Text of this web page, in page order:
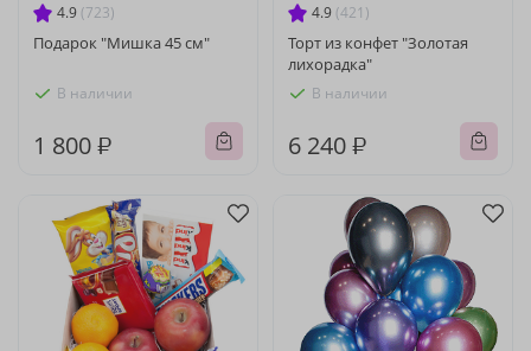
4.9 (723)
Подарок "Мишка 45 см"
В наличии
1 800 ₽
4.9 (421)
Торт из конфет "Золотая
лихорадка"
В наличии
6 240 ₽